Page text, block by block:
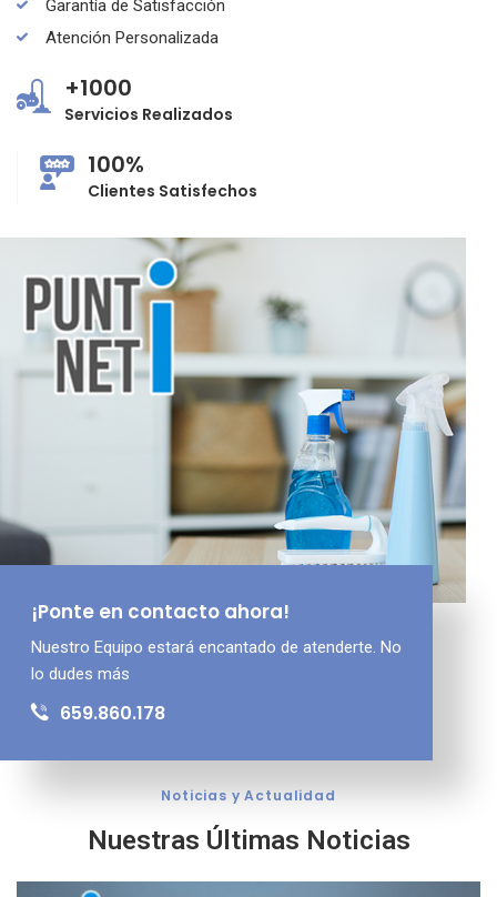
Garantía de Satisfacción
Atención Personalizada
+1000
Servicios Realizados
100%
Clientes Satisfechos
¡Ponte en contacto ahora!
Nuestro Equipo estará encantado de atenderte. No
lo dudes más
659.860.178
Noticias y Actualidad
Nuestras Últimas Noticias